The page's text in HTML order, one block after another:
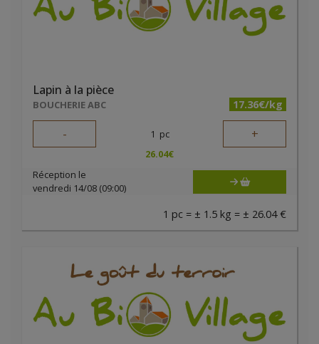
Lapin à la pièce
BOUCHERIE ABC 17.36€/kg
- 1 pc +
26.04€
Réception le
vendredi 14/08 (09:00)
1 pc = ± 1.5 kg = ± 26.04 €